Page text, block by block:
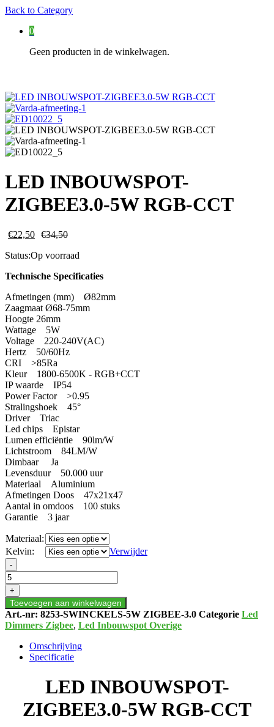
Back to Category
0
Geen producten in de winkelwagen.
LED INBOUWSPOT-
ZIGBEE3.0-5W RGB-CCT
€22,50 €34,50
Status:Op voorraad
Technische Specificaties
Afmetingen (mm) Ø82mm
Zaagmaat Ø68-75mm
Hoogte 26mm
Wattage 5W
Voltage 220-240V(AC)
Hertz 50/60Hz
CRI >85Ra
Kleur 1800-6500K - RGB+CCT
IP waarde IP54
Power Factor >0.95
Stralingshoek 45°
Driver Triac
Led chips Epistar
Lumen efficiëntie 90lm/W
Lichtstroom 84LM/W
Dimbaar Ja
Levensduur 50.000 uur
Materiaal Aluminium
Afmetingen Doos 47x21x47
Aantal in omdoos 100 stuks
Garantie 3 jaar
Materiaal:
Kelvin:
Verwijder
LED
INBOUWSPOT-
ZIGBEE3.0-
5W
RGB-
CCT
aantal
-
+
Toevoegen aan winkelwagen
Art.-nr: 8253-SWINCKELS-5W ZIGBEE-3.0 Categorie Led
Dimmers Zigbee, Led Inbouwspot Overige
Omschrijving
Specificatie
LED INBOUWSPOT-
ZIGBEE3.0-5W RGB-CCT